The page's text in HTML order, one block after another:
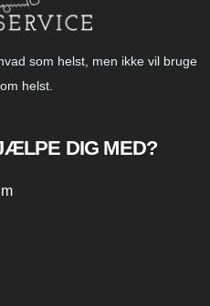
som helst, men ikke vil bruge
helst.
DIG MED?